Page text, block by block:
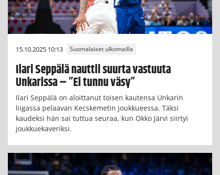
15.10.2025 10:13 Suomalaiset ulkomailla
Ilari Seppälä nauttii suurta vastuuta
Unkarissa – ”Ei tunnu väsy”
Ilari Seppälä on aloittanut toisen kautensa Unkarin
liigassa pelaavan Kecskemetin joukkueessa. Täksi
kaudeksi hän sai tuttua seuraa, kun Okko Järvi siirtyi
joukkuekaveriksi.